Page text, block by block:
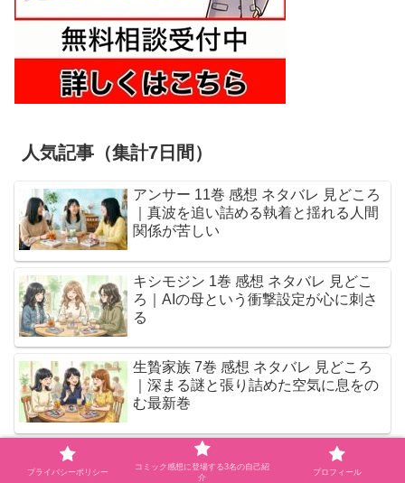
人気記事（集計7日間）
アンサー 11巻 感想 ネタバレ 見どころ
｜真波を追い詰める執着と揺れる人間
関係が苦しい
キシモジン 1巻 感想 ネタバレ 見どこ
ろ｜AIの母という衝撃設定が心に刺さ
る
生贄家族 7巻 感想 ネタバレ 見どころ
｜深まる謎と張り詰めた空気に息をの
む最新巻
結界師の一輪華 8で学祭に異変…華の
気持ちも動く今巻は読むべき？
プライバシーポリシー
コミック感想に登場する3名の自己紹
介
プロフィール